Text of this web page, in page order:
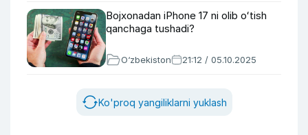
Bojxonadan iPhone 17 ni olib oʻtish
qanchaga tushadi?
O‘zbekiston 21:12 / 05.10.2025
Ko'proq yangiliklarni yuklash